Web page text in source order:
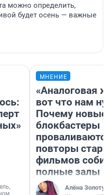
можно определить,
будет осень — важные
МНЕНИЕ
«Аналоговая
вот что нам
Почему новые
блокбастеры
повторы
фильмов
полные залы
Алёна